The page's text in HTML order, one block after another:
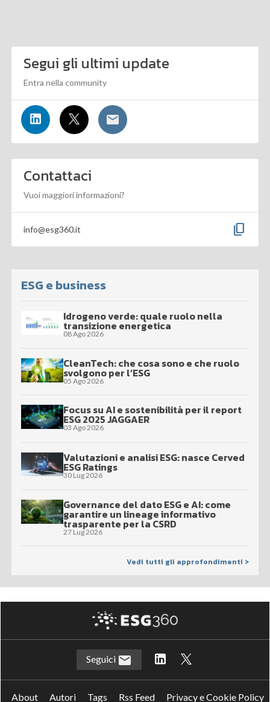
Segui gli ultimi update
Entra nella community
Contattaci
Vuoi maggiori informazioni?
info@esg360.it content_copy
ESG e business
Idrogeno verde: quale ruolo nella
transizione energetica
08 Ago 2026
CleanTech: che cosa sono e che ruolo
svolgono per l’ESG
05 Ago 2026
Focus su AI e sostenibilità per il report
ESG 2025 JAGGAER
03 Ago 2026
Valutazioni e analisi ESG: nasce Cerved
ESG Ratings
30 Lug 2026
Governance del dato ESG e AI: come
garantire un lineage informativo
trasparente per la CSRD
27 Lug 2026
Vedi tutti gli approfondimenti >
Seguici
About Autori Tags Rss Feed
Privacy e Cookie Policy